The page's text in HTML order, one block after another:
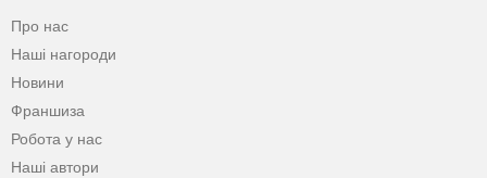
Про нас
Наші нагороди
Новини
Франшиза
Робота у нас
Наші автори